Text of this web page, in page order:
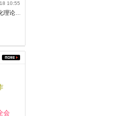
10:55
习近平文化思想既有文化理论观点上的创新和突破，又有文化工作布局上的部署要求，标志着我们党对中国特色社会主义文化建设规律的认识达到了新高度，表明我们党的历史自信、文化自信达到了新高度。
会